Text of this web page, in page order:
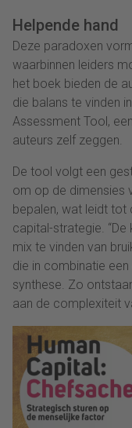
Helpende hand
Deze paradoxen
waarbinnen leiders
het boek bieden de
die balans te vinden
Assessment Tool,
auteurs zelf zeggen.
De tool volgt een
om op de dimensies
bepalen, wat leidt tot
capital-strategie.
mix te vinden van
die in combinatie
synthese. Zo
aan de complexiteit